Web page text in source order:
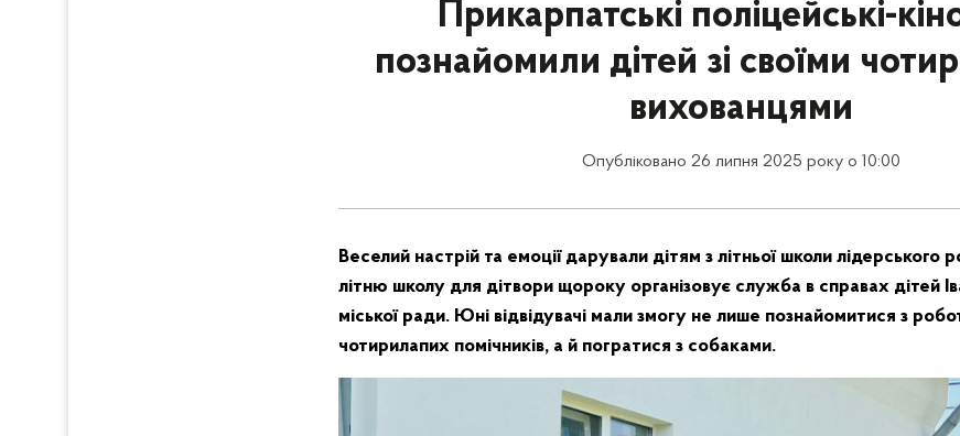
Прикарпатські поліцейські-
познайомили дітей зі своїми
вихованцями
Опубліковано 26 липня 2025 року о 10:00
Веселий настрій та емоції дарували дітям з літньої школи
літню школу для дітвори щороку організовує служба в справах дітей
міської ради. Юні відвідувачі мали змогу не лише познайомитися з
чотирилапих помічників, а й погратися з собаками.